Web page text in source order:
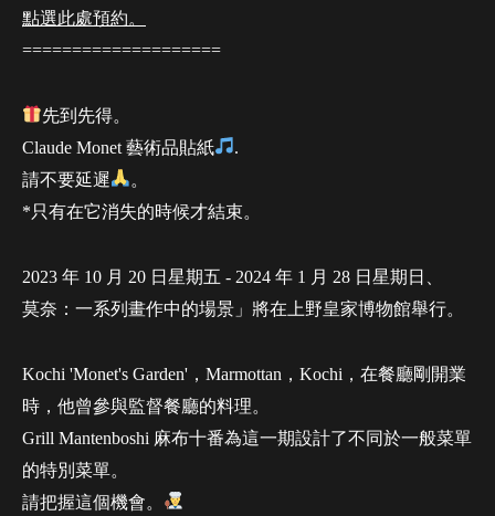
點選此處預約。
====================
先到先得。
Claude Monet 藝術品貼紙
.
請不要延遲
。
*只有在它消失的時候才結束。
2023 年 10 月 20 日星期五 - 2024 年 1 月 28 日星期日、
莫奈：一系列畫作中的場景」將在上野皇家博物館舉行。
Kochi 'Monet's Garden'，Marmottan，Kochi，在餐廳剛開業
時，他曾參與監督餐廳的料理。
Grill Mantenboshi 麻布十番為這一期設計了不同於一般菜單
的特別菜單。
請把握這個機會。